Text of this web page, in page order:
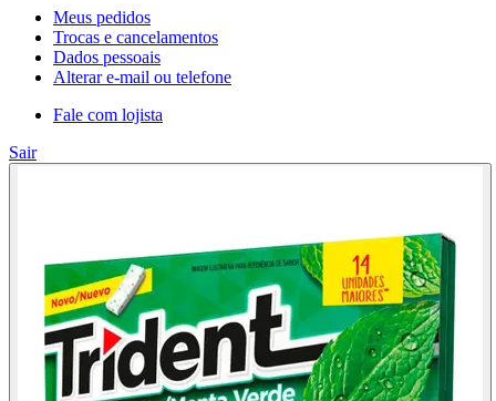
Meus pedidos
Trocas e cancelamentos
Dados pessoais
Alterar e-mail ou telefone
Fale com lojista
Sair